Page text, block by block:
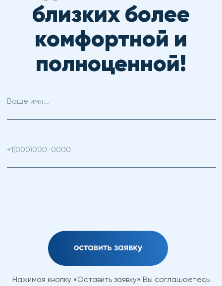
ООО "ТМС"
Адрес: г. Москва, Комсомольский проспект, дом 28,
Телефон: +7 (495) 532 40-02
E-mail:info@arina.care
Телеграм канал Арина в эфире